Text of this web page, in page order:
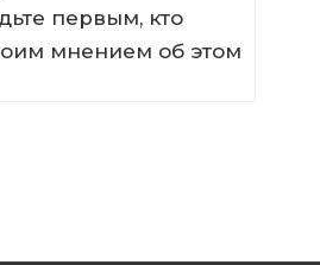
первым, кто
мнением об этом